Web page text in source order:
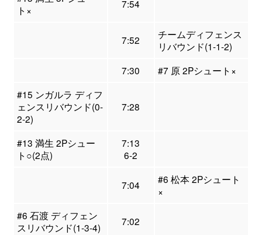
ト×
7:54
7:52
チームディフェンス
リバウンド(1-1-2)
7:30
#7 原 2Pシュート×
#15 ンガルラ ディフ
ェンスリバウンド(0-
2-2)
7:28
#13 満生 2Pシュー
ト○(2点)
7:13
6-2
7:04
#6 松本 2Pシュート
×
#6 石渡 ディフェン
スリバウンド(1-3-4)
7:02